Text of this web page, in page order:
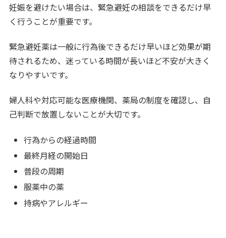
妊娠を避けたい場合は、緊急避妊の相談をできるだけ早
く行うことが重要です。
緊急避妊薬は一般に行為後できるだけ早いほど効果が期
待されるため、迷っている時間が長いほど不安が大きく
なりやすいです。
婦人科や対応可能な医療機関、薬局の制度を確認し、自
己判断で放置しないことが大切です。
行為からの経過時間
最終月経の開始日
普段の周期
服薬中の薬
持病やアレルギー